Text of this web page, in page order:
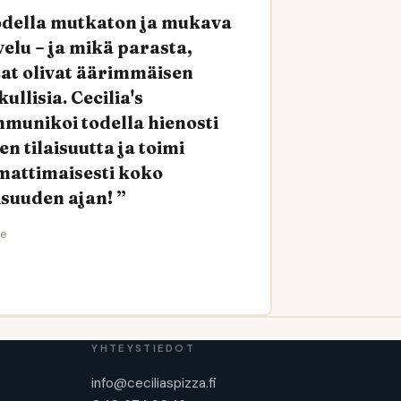
mutkaton ja mukava
– ja mikä parasta,
olivat äärimmäisen
Cecilia's
todella hienosti
tilaisuutta ja toimi
koko
ajan!
YHTEYSTIEDOT
info@ceciliaspizza.fi